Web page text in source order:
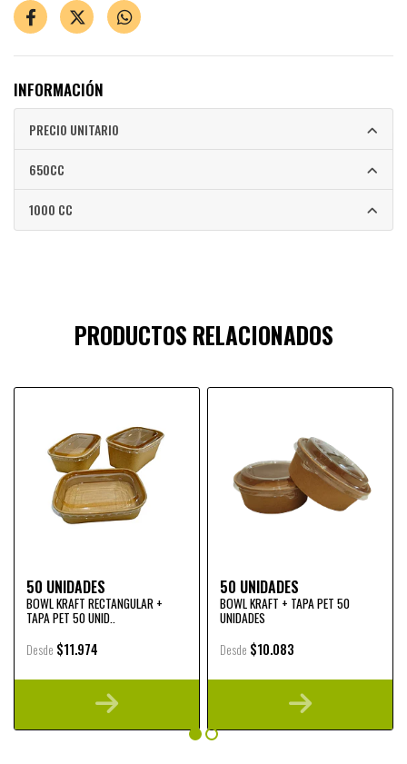
INFORMACIÓN
PRECIO UNITARIO
650CC
1000 CC
PRODUCTOS RELACIONADOS
50 UNIDADES
BOWL KRAFT RECTANGULAR +
TAPA PET 50 UNID..
Desde $11.974
50 UNIDADES
BOWL KRAFT + TAPA PET 50
UNIDADES
Desde $10.083